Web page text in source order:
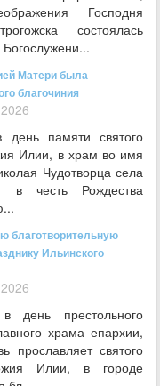
Господня
состоялась
Матери была
благочиния
день памяти святого
Илии, в храм во имя
Чудотворца села
в честь Рождества
благотворительную
Ильинского
день престольного
храма епархии,
прославляет святого
Илии, в городе